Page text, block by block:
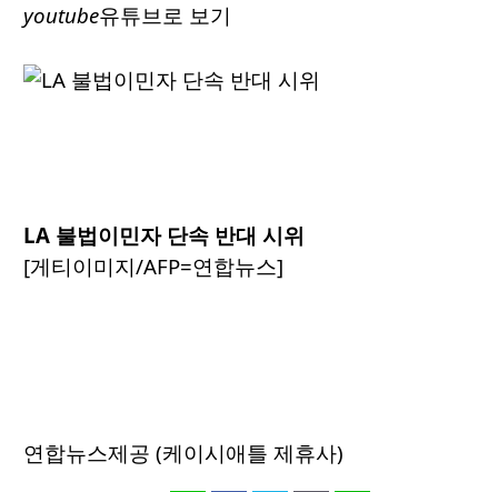
youtube유튜브로 보기
LA 불법이민자 단속 반대 시위
[게티이미지/AFP=연합뉴스]
연합뉴스제공 (케이시애틀 제휴사)